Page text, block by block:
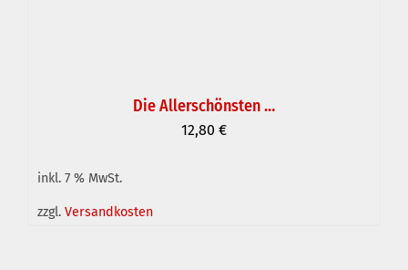
Die Allerschönsten …
12,80 €
inkl. 7 % MwSt.
zzgl. Versandkosten